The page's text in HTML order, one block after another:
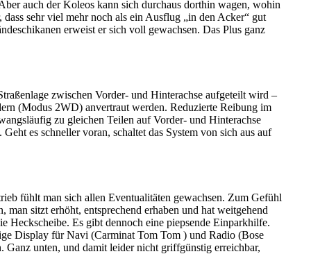
auch der Koleos kann sich durchaus dorthin wagen, wohin
sehr viel mehr noch als ein Ausflug „in den Acker“ gut
erweist er sich voll gewachsen. Das Plus ganz
zwischen Vorder- und Hinterachse aufgeteilt wird –
(Modus 2WD) anvertraut werden. Reduzierte Reibung im
zu gleichen Teilen auf Vorder- und Hinterachse
es schneller voran, schaltet das System von sich aus auf
fühlt man sich allen Eventualitäten gewachsen. Zum Gefühl
sitzt erhöht, entsprechend erhaben und hat weitgehend
Es gibt dennoch eine piepsende Einparkhilfe.
Display für Navi (Carminat Tom Tom ) und Radio (Bose
Ganz unten, und damit leider nicht griffgünstig erreichbar,